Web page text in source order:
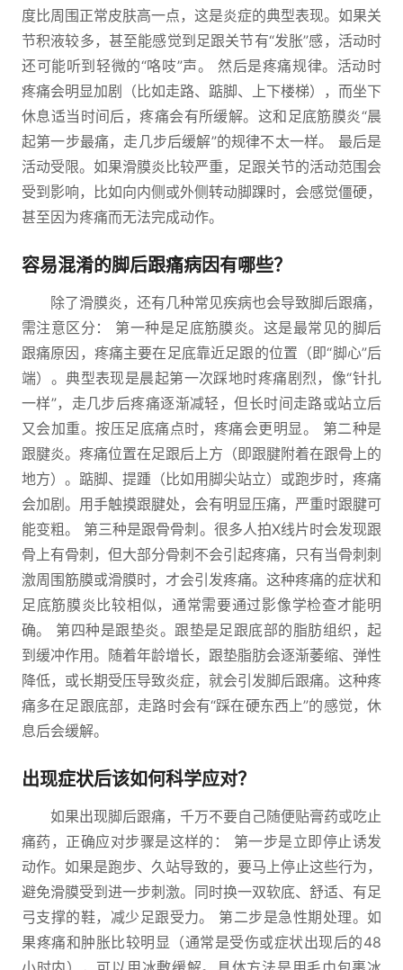
度比周围正常皮肤高一点，这是炎症的典型表现。如果关
节积液较多，甚至能感觉到足跟关节有“发胀”感，活动时
还可能听到轻微的“咯吱”声。 然后是疼痛规律。活动时
疼痛会明显加剧（比如走路、踮脚、上下楼梯），而坐下
休息适当时间后，疼痛会有所缓解。这和足底筋膜炎“晨
起第一步最痛，走几步后缓解”的规律不太一样。 最后是
活动受限。如果滑膜炎比较严重，足跟关节的活动范围会
受到影响，比如向内侧或外侧转动脚踝时，会感觉僵硬，
甚至因为疼痛而无法完成动作。
容易混淆的脚后跟痛病因有哪些？
除了滑膜炎，还有几种常见疾病也会导致脚后跟痛，
需注意区分： 第一种是足底筋膜炎。这是最常见的脚后
跟痛原因，疼痛主要在足底靠近足跟的位置（即“脚心”后
端）。典型表现是晨起第一次踩地时疼痛剧烈，像“针扎
一样”，走几步后疼痛逐渐减轻，但长时间走路或站立后
又会加重。按压足底痛点时，疼痛会更明显。 第二种是
跟腱炎。疼痛位置在足跟后上方（即跟腱附着在跟骨上的
地方）。踮脚、提踵（比如用脚尖站立）或跑步时，疼痛
会加剧。用手触摸跟腱处，会有明显压痛，严重时跟腱可
能变粗。 第三种是跟骨骨刺。很多人拍X线片时会发现跟
骨上有骨刺，但大部分骨刺不会引起疼痛，只有当骨刺刺
激周围筋膜或滑膜时，才会引发疼痛。这种疼痛的症状和
足底筋膜炎比较相似，通常需要通过影像学检查才能明
确。 第四种是跟垫炎。跟垫是足跟底部的脂肪组织，起
到缓冲作用。随着年龄增长，跟垫脂肪会逐渐萎缩、弹性
降低，或长期受压导致炎症，就会引发脚后跟痛。这种疼
痛多在足跟底部，走路时会有“踩在硬东西上”的感觉，休
息后会缓解。
出现症状后该如何科学应对？
如果出现脚后跟痛，千万不要自己随便贴膏药或吃止
痛药，正确应对步骤是这样的： 第一步是立即停止诱发
动作。如果是跑步、久站导致的，要马上停止这些行为，
避免滑膜受到进一步刺激。同时换一双软底、舒适、有足
弓支撑的鞋，减少足跟受力。 第二步是急性期处理。如
果疼痛和肿胀比较明显（通常是受伤或症状出现后的48